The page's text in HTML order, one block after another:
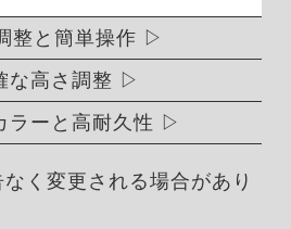
整と簡単操作
な高さ調整
ラーと高耐久性
く変更される場合があり